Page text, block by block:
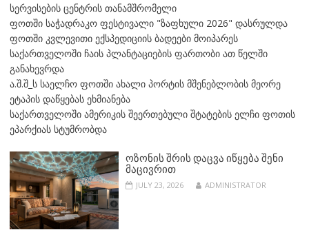
სერვისების ცენტრის თანამშრომელი
ფოთში საჭადრაკო ფესტივალი "ზაფხული 2026" დასრულდა
ფოთში კვლევითი ექსპედიციის ბადეები მოიპარეს
საქართველოში ჩაის პლანტაციების ფართობი ათ წელში
განახევრდა
ა.შ.შ_ს საელჩო ფოთში ახალი პორტის მშენებლობის მეორე
ეტაპის დაწყებას ეხმიანება
საქართველოში ამერიკის შეერთებული შტატების ელჩი ფოთის
ეპარქიას სტუმრობდა
ᲝᲖᲝᲜᲘᲡ ᲨᲠᲘᲡ ᲓᲐᲪᲕᲐ ᲘᲬᲧᲔᲑᲐ ᲨᲔᲜᲘ
ᲛᲐᲪᲘᲕᲠᲘᲗ
JULY 23, 2026 ADMINISTRATOR